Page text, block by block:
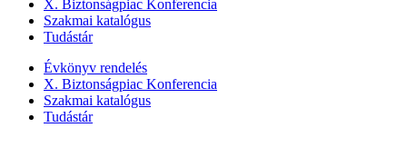
X. Biztonságpiac Konferencia
Szakmai katalógus
Tudástár
Évkönyv rendelés
X. Biztonságpiac Konferencia
Szakmai katalógus
Tudástár